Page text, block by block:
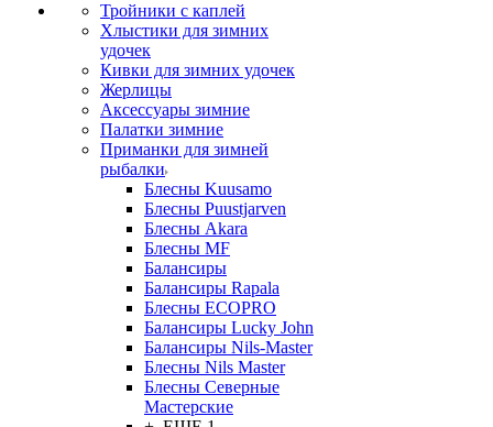
Тройники с каплей
Хлыстики для зимних
удочек
Кивки для зимних удочек
Жерлицы
Аксессуары зимние
Палатки зимние
Приманки для зимней
рыбалки
Блесны Kuusamo
Блесны Puustjarven
Блесны Akara
Блесны MF
Балансиры
Балансиры Rapala
Блесны ECOPRO
Балансиры Lucky John
Балансиры Nils-Master
Блесны Nils Master
Блесны Северные
Мастерские